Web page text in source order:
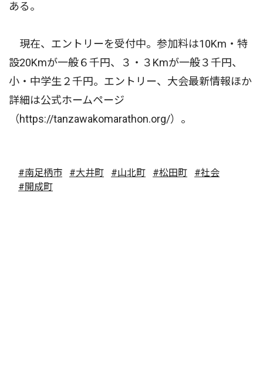
ある。
現在、エントリーを受付中。参加料は10Km・特
設20Kmが一般６千円、３・３Kmが一般３千円、
小・中学生２千円。エントリー、大会最新情報ほか
詳細は公式ホームページ
（https://tanzawakomarathon.org/）。
#南足柄市 #大井町 #山北町 #松田町
#社会
#開成町